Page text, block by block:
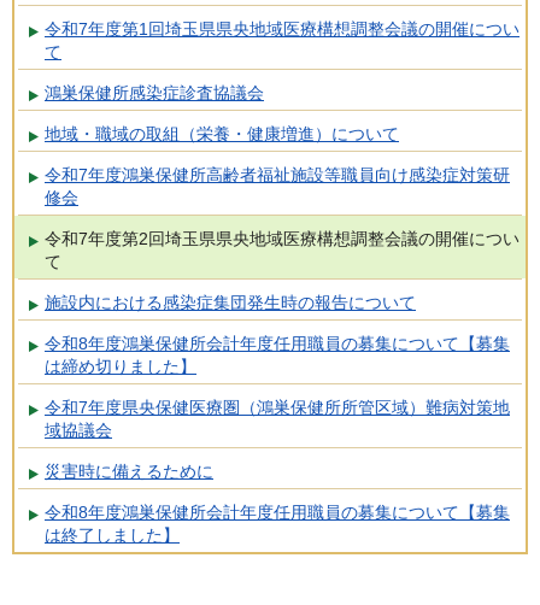
令和7年度第1回埼玉県県央地域医療構想調整会議の開催につい
て
鴻巣保健所感染症診査協議会
地域・職域の取組（栄養・健康増進）について
令和7年度鴻巣保健所高齢者福祉施設等職員向け感染症対策研
修会
令和7年度第2回埼玉県県央地域医療構想調整会議の開催につい
て
施設内における感染症集団発生時の報告について
令和8年度鴻巣保健所会計年度任用職員の募集について【募集
は締め切りました】
令和7年度県央保健医療圏（鴻巣保健所所管区域）難病対策地
域協議会
災害時に備えるために
令和8年度鴻巣保健所会計年度任用職員の募集について【募集
は終了しました】